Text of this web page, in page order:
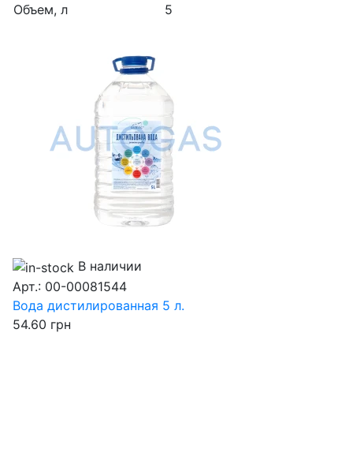
Объем, л
5
В наличии
Арт.: 00-00081544
Вода дистилированная 5 л.
54.60 грн